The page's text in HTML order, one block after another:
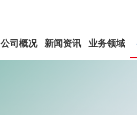
公司概况 新闻资讯 业务领域